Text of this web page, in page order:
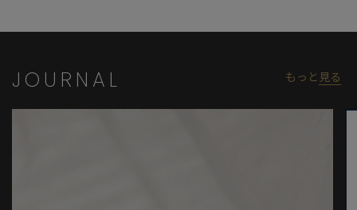
と画像のカラーの見え方が異なる場合がございます。
合がございます。
※サイズは弊社規定の採寸によって記載しておりますが、若干の
個体差が生じる場合がございます。
JOURNAL もっと 見る